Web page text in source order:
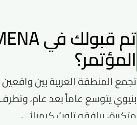
المؤتمر؟
تجمع المنطقة العربية بين
بنيوي يتوسع عاماً بعد عام،
متكررة، يرافقه تلوث كيميائي...